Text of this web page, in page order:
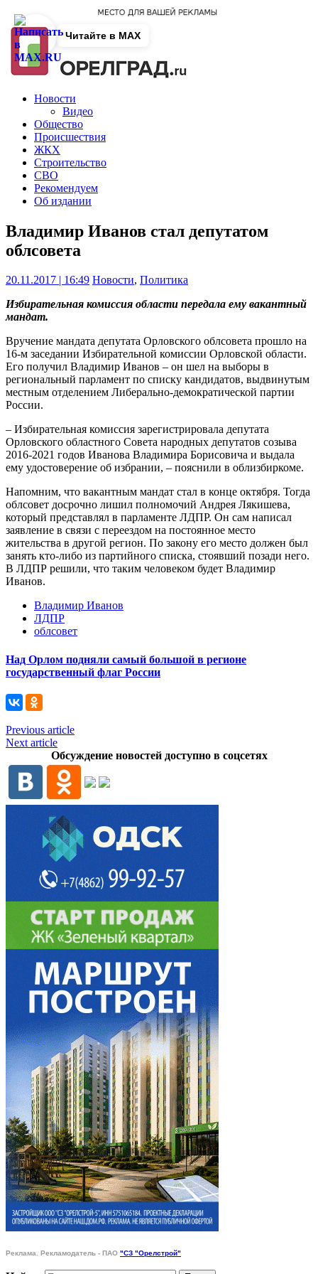
Новости
Видео
Общество
Происшествия
ЖКХ
Строительство
СВО
Рекомендуем
Об издании
Владимир Иванов стал депутатом
облсовета
20.11.2017 | 16:49 Новости, Политика
Избирательная комиссия области передала ему вакантный
мандат.
Вручение мандата депутата Орловского облсовета прошло на
16-м заседании Избирательной комиссии Орловской области.
Его получил Владимир Иванов – он шел на выборы в
региональный парламент по списку кандидатов, выдвинутым
местным отделением Либерально-демократической партии
России.
– Избирательная комиссия зарегистрировала депутата
Орловского областного Совета народных депутатов созыва
2016-2021 годов Иванова Владимира Борисовича и выдала
ему удостоверение об избрании, – пояснили в облизбиркоме.
Напомним, что вакантным мандат стал в конце октября. Тогда
облсовет досрочно лишил полномочий Андрея Лякишева,
который представлял в парламенте ЛДПР. Он сам написал
заявление в связи с переездом на постоянное место
жительства в другой регион. По закону его место должен был
занять кто-либо из партийного списка, стоявший позади него.
В ЛДПР решили, что таким человеком будет Владимир
Иванов.
Владимир Иванов
ЛДПР
облсовет
Над Орлом подняли самый большой в регионе
государственный флаг России
Previous article
Next article
Обсуждение новостей доступно в соцсетях
Реклама. Рекламодатель - ПАО "СЗ "Орелстрой"
Читайте в MAX